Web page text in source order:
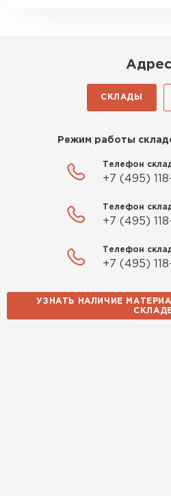
СКЛАДЫ
Режим работы
Телефон
+7 (495)
Телефон
+7 (495)
Телефон
+7 (495)
УЗНАТЬ НАЛИЧИЕ